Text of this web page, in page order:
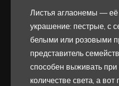
Листья аглаонемы — её
украшение: пестрые, с
белыми или розовыми
представитель
способен выживать
количестве света, а